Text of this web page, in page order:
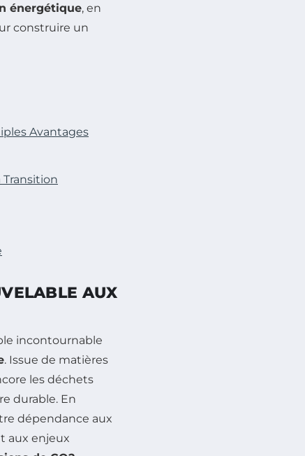
énergétique, en
construire un
Avantages
Transition
AUX
incontournable
. Issue de matières
les déchets
durable. En
dépendance aux
aux enjeux